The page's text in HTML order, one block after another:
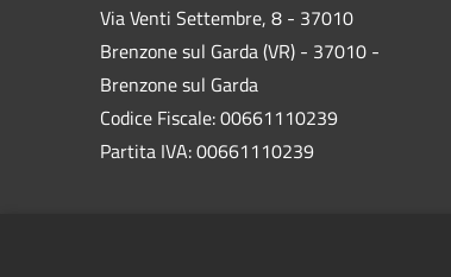
Via Venti Settembre, 8 - 37010
Brenzone sul Garda (VR) - 37010 -
Brenzone sul Garda
Codice Fiscale: 00661110239
Partita IVA: 00661110239